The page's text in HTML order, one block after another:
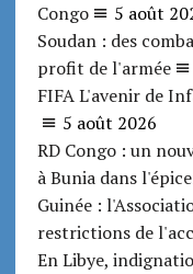
Congo
5 août
Soudan : des
profit de l'armée
FIFA L'avenir de
5 août 2026
RD Congo : un
à Bunia dans
Guinée :
restrictions de
En Libye,